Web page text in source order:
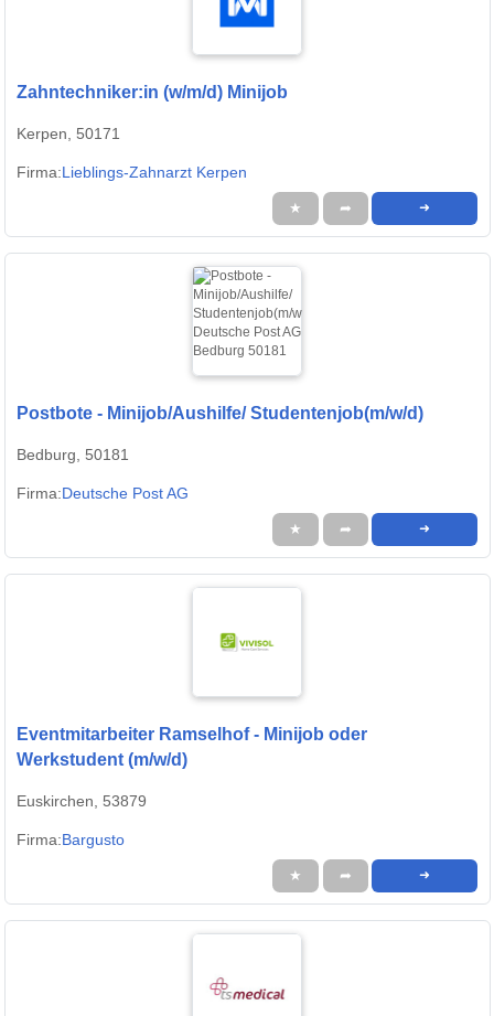
Zahntechniker:in (w/m/d) Minijob
Kerpen, 50171
Firma:Lieblings-Zahnarzt Kerpen
★ ➦ ➜
Postbote - Minijob/Aushilfe/ Studentenjob(m/w/d)
Bedburg, 50181
Firma:Deutsche Post AG
★ ➦ ➜
Eventmitarbeiter Ramselhof - Minijob oder
Werkstudent (m/w/d)
Euskirchen, 53879
Firma:Bargusto
★ ➦ ➜